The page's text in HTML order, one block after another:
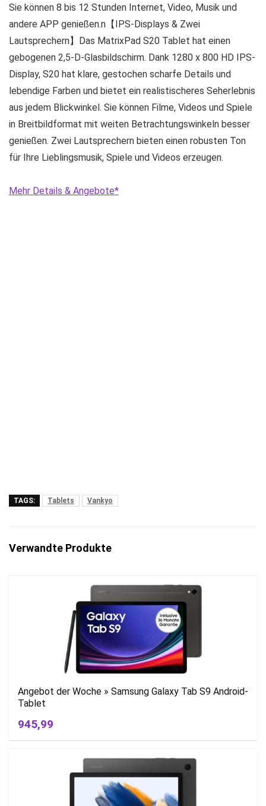
Sie können 8 bis 12 Stunden Internet, Video, Musik und
andere APP genießen.n【IPS-Displays & Zwei
Lautsprechern】Das MatrixPad S20 Tablet hat einen
gebogenen 2,5-D-Glasbildschirm. Dank 1280 x 800 HD IPS-
Display, S20 hat klare, gestochen scharfe Details und
lebendige Farben und bietet ein realistischeres Seherlebnis
aus jedem Blickwinkel. Sie können Filme, Videos und Spiele
in Breitbildformat mit weiten Betrachtungswinkeln besser
genießen. Zwei Lautsprechern bieten einen robusten Ton
für Ihre Lieblingsmusik, Spiele und Videos erzeugen.
Mehr Details & Angebote*
TAGS: Tablets Vankyo
Verwandte Produkte
Angebot der Woche » Samsung Galaxy Tab S9 Android-
Tablet
945,99